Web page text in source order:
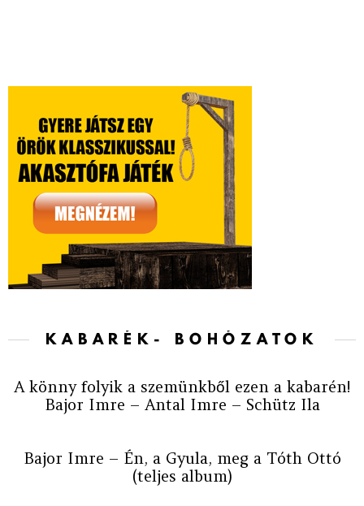
KABARÉK- BOHÓZATOK
A könny folyik a szemünkből ezen a kabarén!
Bajor Imre – Antal Imre – Schütz Ila
Bajor Imre – Én, a Gyula, meg a Tóth Ottó
(teljes album)